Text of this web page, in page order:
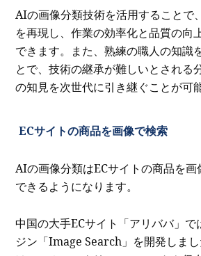
AIの画像分類技術を活用することで
を再現し、作業の効率化と品質の向
できます。また、熟練の職人の知識
とで、技術の継承が難しいとされる
の知見を次世代に引き継ぐことが可
ECサイトの商品を画像で検索
AIの画像分類はECサイトの商品を
できるようになります。
中国の大手ECサイト「アリババ」で
ジン「Image Search」を開発しま